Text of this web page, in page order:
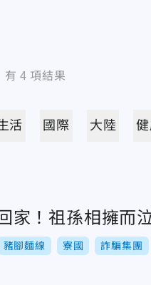
有 4 項結果
活 國際 大陸
家！祖孫相擁
豬腳麵線 寮國 詐騙集團